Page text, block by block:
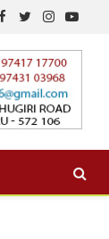
Facebook
TwitterInstagram